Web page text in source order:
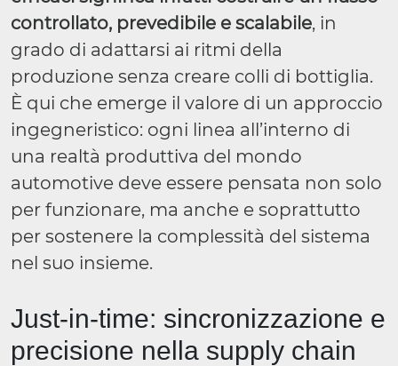
controllato, prevedibile e scalabile, in
grado di adattarsi ai ritmi della
produzione senza creare colli di bottiglia.
È qui che emerge il valore di un approccio
ingegneristico: ogni linea all’interno di
una realtà produttiva del mondo
automotive deve essere pensata non solo
per funzionare, ma anche e soprattutto
per sostenere la complessità del sistema
nel suo insieme.
Just-in-time: sincronizzazione e
precisione nella supply chain